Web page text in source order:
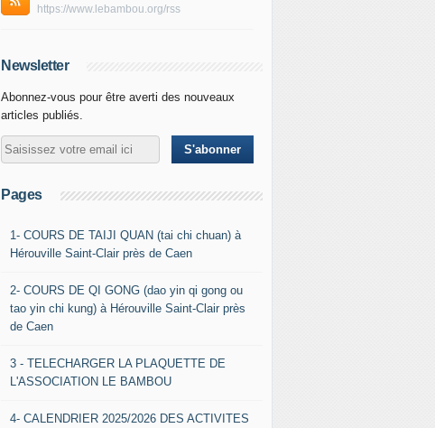
https://www.lebambou.org/rss
Newsletter
Abonnez-vous pour être averti des nouveaux
articles publiés.
Pages
1- COURS DE TAIJI QUAN (tai chi chuan) à
Hérouville Saint-Clair près de Caen
2- COURS DE QI GONG (dao yin qi gong ou
tao yin chi kung) à Hérouville Saint-Clair près
de Caen
3 - TELECHARGER LA PLAQUETTE DE
L'ASSOCIATION LE BAMBOU
4- CALENDRIER 2025/2026 DES ACTIVITES